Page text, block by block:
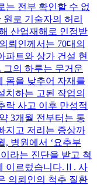
는 전부 확인할 수 없
로 기술자의 허리
산업재해로 인정받
뢰인께서는 70대의
파트와 상가 건설 현
그의 하루는 무거운
몸을 낮추어 자재를
치하는 고된 작업의
락 사고 이후 만성적
3개월 전부터는 통
지고 저리는 증상까
, 병원에서 ‘요추부
라는 진단을 받고 척
이르렀습니다.Ⅱ. 사
의뢰인의 척추 질환